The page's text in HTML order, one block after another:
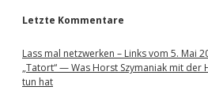
Letzte Kommentare
Lass mal netzwerken – Links vom 5. Mai
„Tatort“ — Was Horst Szymaniak mit der
tun hat